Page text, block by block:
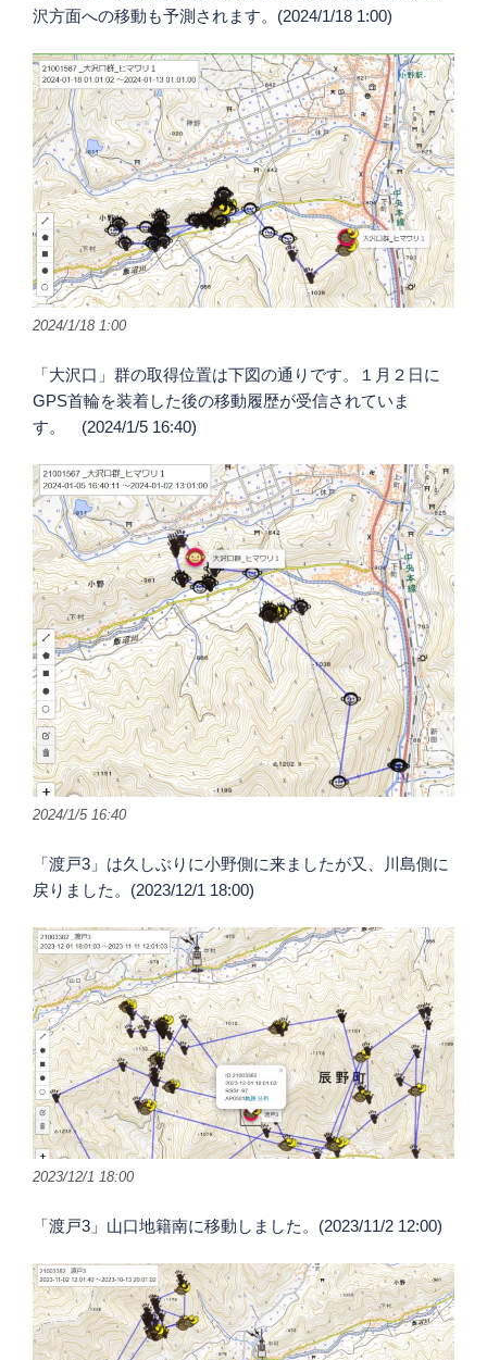
沢方面への移動も予測されます。(2024/1/18 1:00)
2024/1/18 1:00
「大沢口」群の取得位置は下図の通りです。１月２日に
GPS首輪を装着した後の移動履歴が受信されていま
す。 (2024/1/5 16:40)
2024/1/5 16:40
「渡戸3」は久しぶりに小野側に来ましたが又、川島側に
戻りました。(2023/12/1 18:00)
2023/12/1 18:00
「渡戸3」山口地籍南に移動しました。(2023/11/2 12:00)